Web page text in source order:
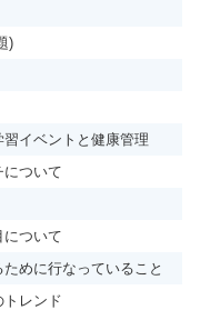
)
イベントと健康管理
ついて
について
めに行なっていること
レンド